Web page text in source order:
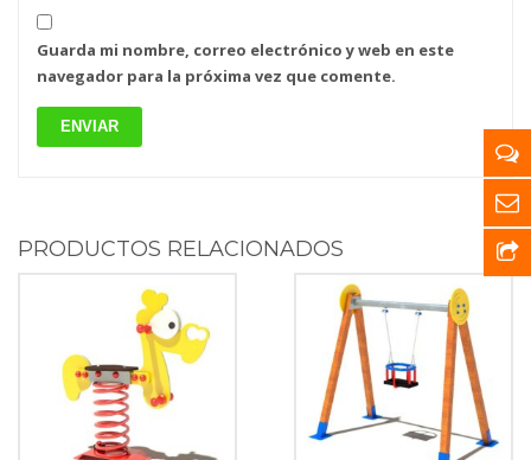
Guarda mi nombre, correo electrónico y web en este
navegador para la próxima vez que comente.
PRODUCTOS RELACIONADOS